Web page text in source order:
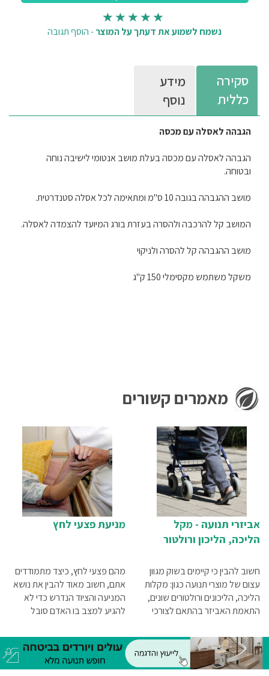
נשמח לשמוע את דעתך על המוצר-הוסף תגובה
סקירה
כללית
מידע
נוסף
הגבהה לאסלה עם מכסה
הגבהה לאסלה עם מכסה בעלת מושב אנטומי לישיבה נוחה
ובטוחה.
מושב ההגבהה בגובה 10 ס"מ ומתאימה לכל אסלה סטנדרטית.
המושב קל להרכבה ולהסרה בעזרת בורג המיועד להצמדה לאסלה.
מושב ההגבהה קל להסרה ולניקוי
משקל משתמש מקסימלי 150 ק"ג
מאמרים קשורים
אביזרי תנועה - מקל
הליכה, הליכון ורולטור
חשוב להבין כי קיימים בשוק מגוון
עצום של מוצרי תנועה כגון: מקלות
הליכה, הליכונים ורולטורים שונים,
התאמת האביזר בהתאם לצורכי
מאמר הסבר קצר על כל אחד
מהאביזרים.
מניעת פצעי לחץ
מהם פצעי לחץ, כיצד מתמודדים
אתם, חשוב מאוד להבין את נושא
המניעה והציוד הנדרש כדי לא
להגיע למצב בו האדם סובל
המאמר עד סופו.